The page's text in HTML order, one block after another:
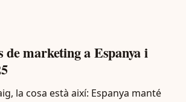
de marketing a Espanya i
la cosa està així: Espanya manté